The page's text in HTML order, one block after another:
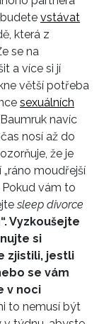
vstávat
která z
se na
a více si jí
větší potřeba
sexuálních
navíc
nosí až do
že je
moudřejší
Pokud vám to
sleep divorce
Vyzkoušejte
si
zjistili, jestli
se vám
v noci
to nemusí být